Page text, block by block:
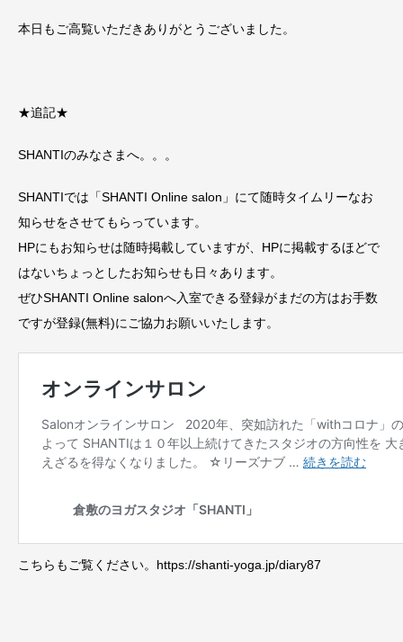
本日もご高覧いただきありがとうございました。
★追記★
SHANTIのみなさまへ。。。
SHANTIでは「SHANTI Online salon」にて随時タイムリーなお
知らせをさせてもらっています。
HPにもお知らせは随時掲載していますが、HPに掲載するほどで
はないちょっとしたお知らせも日々あります。
ぜひSHANTI Online salonへ入室できる登録がまだの方はお手数
ですが登録(無料)にご協力お願いいたします。
こちらもご覧ください。https://shanti-yoga.jp/diary87